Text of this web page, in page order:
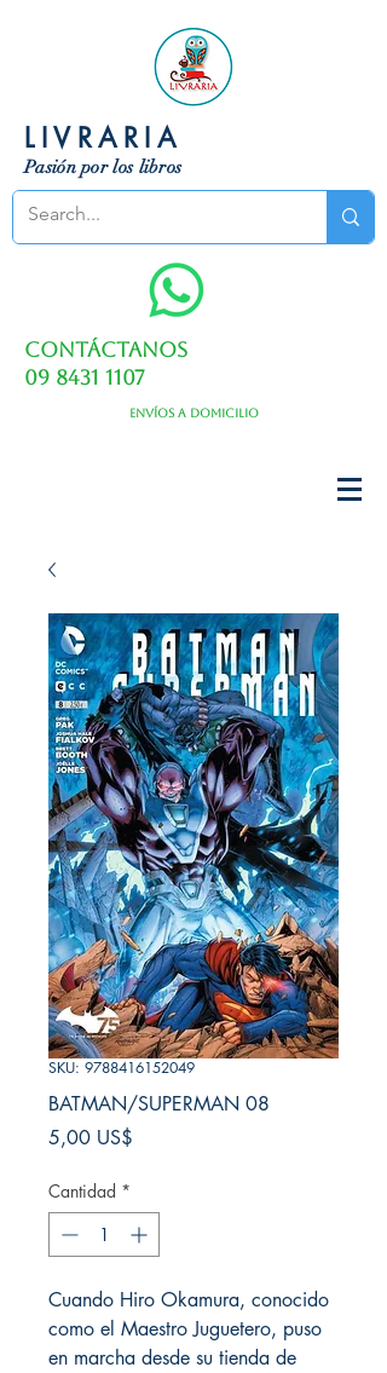
LIVRARIA
Pasión por los libros
Contáctanos
09 8431 1107
Envíos a domicilio
SKU: 9788416152049
BATMAN/SUPERMAN 08
5,00 US$
Cantidad *
Cuando Hiro Okamura, conocido
como el Maestro Juguetero, puso
en marcha desde su tienda de